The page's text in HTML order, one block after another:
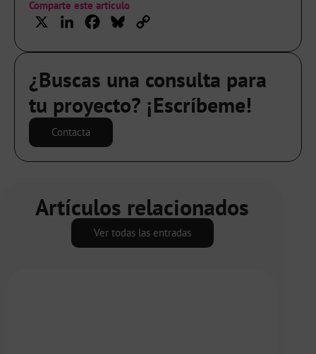
Comparte este artículo
LinkedInFacebook
Bluesky
¿Buscas una consulta para
tu proyecto? ¡Escríbeme!
Contacta
Artículos relacionados
Ver todas las entradas